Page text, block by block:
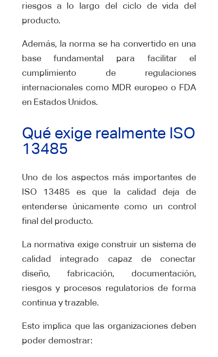
riesgos a lo largo del ciclo de vida del
producto.
Además, la norma se ha convertido en una
base fundamental para facilitar el
cumplimiento de regulaciones
internacionales como MDR europeo o FDA
en Estados Unidos.
Qué exige realmente ISO
13485
Uno de los aspectos más importantes de
ISO 13485 es que la calidad deja de
entenderse únicamente como un control
final del producto.
La normativa exige construir un sistema de
calidad integrado capaz de conectar
diseño, fabricación, documentación,
riesgos y procesos regulatorios de forma
continua y trazable.
Esto implica que las organizaciones deben
poder demostrar: